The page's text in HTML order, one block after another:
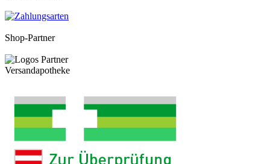
Shop-Partner
Versandapotheke